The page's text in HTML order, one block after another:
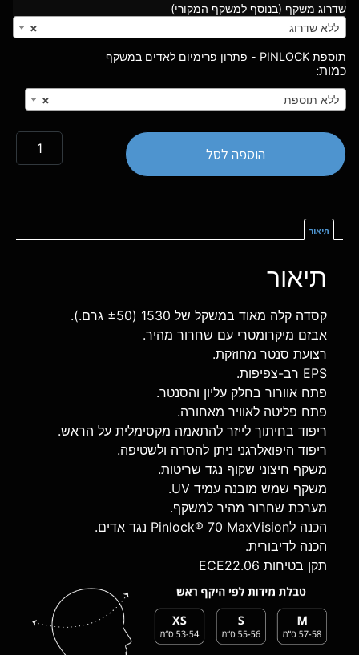
שדרוג משקף (בנוסף למשקף המקורי)
×
ללא שדרוג
תוספת PINLOCK - פתרון פרימיום לאדים במשקף
× ללא תוספת
הוספה לסל
תיאור
תיאור
קסדה קלה מאוד במשקל של 1530 (±50 גרם.).
אבזם מיקרומטרי עם שחרור מהיר.
רצועת סנטר מחוזקת.
EPS רב-צפיפות.
פתח אוורור בחלק עליון והסנטר.
פתח פליטה לאוויר מאחורה.
ריפוד בחיתוך לייזר להתאמה מקסימלית על הראש.
ריפוד היפואלרגני ניתן להסרה ולשטיפה.
משקף חיצוני שקוף נגד שריטות.
משקף שמש מובנה עמיד UV.
מערכת שחרור מהיר למשקף.
הכנה לPinlock® 70 MaxVision נגד אדים.
הכנה לדיבורית.
תקן בטיחות ECE22.06